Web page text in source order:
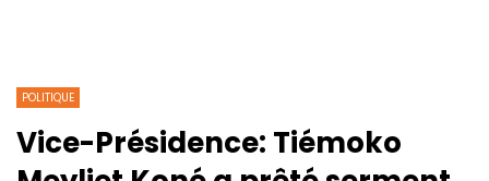
POLITIQUE
Vice-Présidence: Tiémoko